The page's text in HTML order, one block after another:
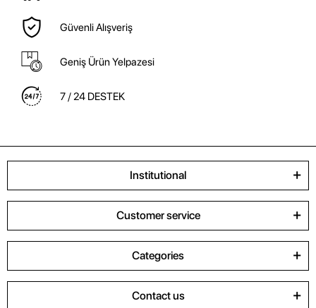
Güvenli Alışveriş
Geniş Ürün Yelpazesi
7 / 24 DESTEK
Institutional
Customer service
Categories
Contact us